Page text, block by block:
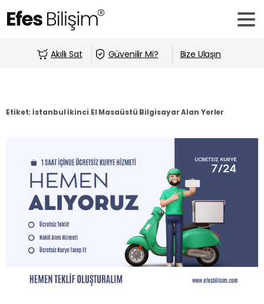
Akıllı Sat Güvenilir Mi? Bize Ulaşın
Etiket:İstanbul İkinci El Masaüstü Bilgisayar Alan Yerler